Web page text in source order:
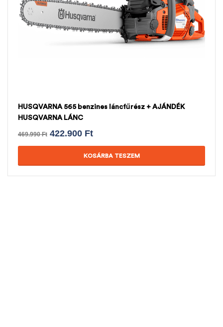
HUSQVARNA 565 benzines láncfűrész + AJÁNDÉK
HUSQVARNA LÁNC
469.990Ft 422.900 Ft
KOSÁRBA TESZEM